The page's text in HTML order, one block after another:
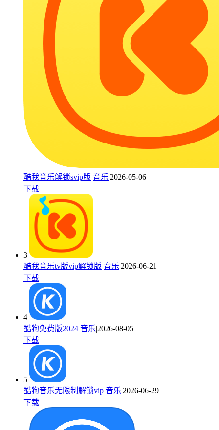
酷我音乐解锁svip版 音乐|2026-05-06
下载
3
酷我音乐tv版vip解锁版 音乐|2026-06-21
下载
4
酷狗免费版2024 音乐|2026-08-05
下载
5
酷狗音乐无限制解锁vip 音乐|2026-06-29
下载